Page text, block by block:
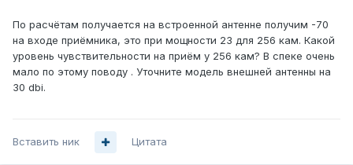
По расчётам получается на встроенной антенне получим -70
на входе приёмника, это при мощности 23 для 256 кам. Какой
уровень чувствительности на приём у 256 кам? В спеке очень
мало по этому поводу . Уточнитe модель внешней антенны на
30 dbi.
Вставить ник Цитата